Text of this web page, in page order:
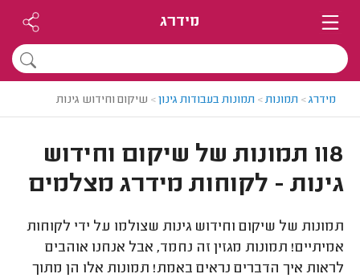
מידרג
מידרג> תמונות> תמונות בעבודות גינון> שיקום וחידוש גינות
118 תמונות של שיקום וחידוש
גינות - לקוחות מידרג מצלמים
תמונות של שיקום וחידוש גינות שצולמו על ידי לקוחות
אמיתיים! תמונות מגזין זה נחמד, אבל אנחנו אוהבים
לראות איך הדברים נראים באמת! תמונות אלו הן מתוך